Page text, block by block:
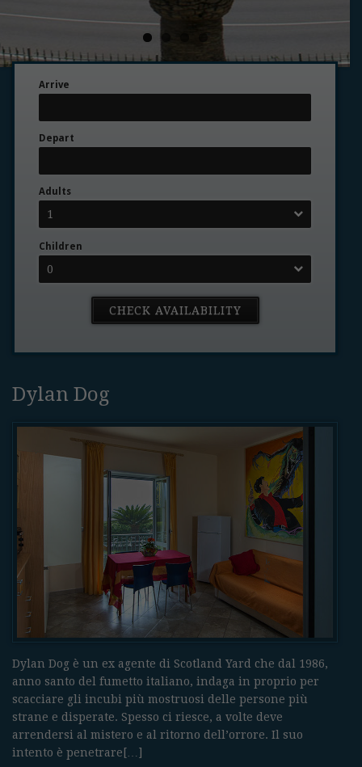
Arrive
Depart
Adults
1
Children
0
Dylan Dog
Dylan Dog è un ex agente di Scotland Yard che dal 1986,
anno santo del fumetto italiano, indaga in proprio per
scacciare gli incubi più mostruosi delle persone più
strane e disperate. Spesso ci riesce, a volte deve
arrendersi al mistero e al ritorno dell’orrore. Il suo
intento è penetrare[…]